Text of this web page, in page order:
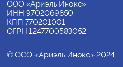
ООО «Ариэль Инокс»
ИНН 9702069850
КПП 770201001
ОГРН 1247700583052
© ООО «Ариэль Инокс» 2024